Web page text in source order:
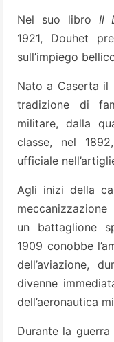
Nel suo libro Il
1921, Douhet
sull’impiego
Nato a Caserta il
tradizione di
militare, dalla
classe, nel
ufficiale
Agli inizi della
un battaglione
1909 conobbe
dell’aviazione,
divenne
dell’aeronautica
Durante la